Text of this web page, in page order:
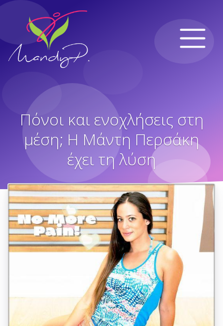
Πόνοι και ενοχλήσεις στη
μέση; Η Μάντη Περσάκη
έχει τη λύση